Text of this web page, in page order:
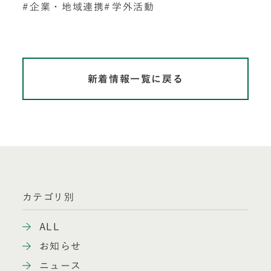
企業・地域連携 学外活動
新着情報一覧に戻る
カテゴリ別
ALL
お知らせ
ニュース